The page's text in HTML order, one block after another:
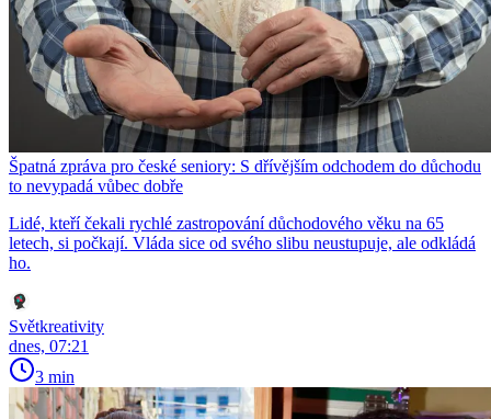
Špatná zpráva pro české seniory: S dřívějším odchodem do důchodu
to nevypadá vůbec dobře
Lidé, kteří čekali rychlé zastropování důchodového věku na 65
letech, si počkají. Vláda sice od svého slibu neustupuje, ale odkládá
ho.
Světkreativity
dnes, 07:21
3 min